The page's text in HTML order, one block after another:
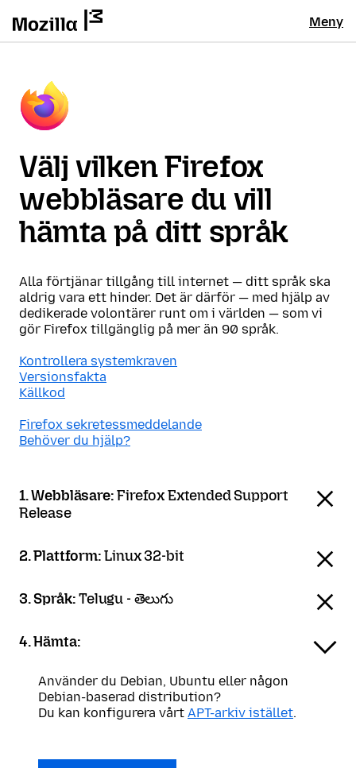
Meny
Välj vilken Firefox
webbläsare du vill
hämta på ditt språk
Alla förtjänar tillgång till internet — ditt språk ska
aldrig vara ett hinder. Det är därför — med hjälp av
dedikerade volontärer runt om i världen — som vi
gör Firefox tillgänglig på mer än 90 språk.
Kontrollera systemkraven
Versionsfakta
Källkod
Firefox sekretessmeddelande
Behöver du hjälp?
1. Webbläsare:Firefox Extended Support
Release
2. Plattform:Linux 32-bit
3. Språk:Telugu - తెలుగు
4. Hämta:
Använder du Debian, Ubuntu eller någon
Debian-baserad distribution?
Du kan konfigurera vårt APT-arkiv istället.